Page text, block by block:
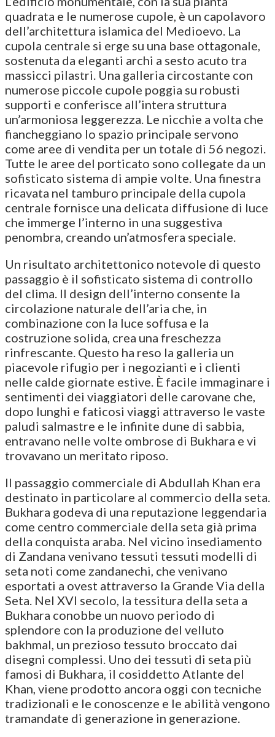
quadrata e le numerose cupole, è un capolavoro
dell’architettura islamica del Medioevo. La
cupola centrale si erge su una base ottagonale,
sostenuta da eleganti archi a sesto acuto tra
massicci pilastri. Una galleria circostante con
numerose piccole cupole poggia su robusti
supporti e conferisce all’intera struttura
un’armoniosa leggerezza. Le nicchie a volta che
fiancheggiano lo spazio principale servono
come aree di vendita per un totale di 56 negozi.
Tutte le aree del porticato sono collegate da un
sofisticato sistema di ampie volte. Una finestra
ricavata nel tamburo principale della cupola
centrale fornisce una delicata diffusione di luce
che immerge l’interno in una suggestiva
penombra, creando un’atmosfera speciale.
Un risultato architettonico notevole di questo
passaggio è il sofisticato sistema di controllo
del clima. Il design dell’interno consente la
circolazione naturale dell’aria che, in
combinazione con la luce soffusa e la
costruzione solida, crea una freschezza
rinfrescante. Questo ha reso la galleria un
piacevole rifugio per i negozianti e i clienti
nelle calde giornate estive. È facile immaginare i
sentimenti dei viaggiatori delle carovane che,
dopo lunghi e faticosi viaggi attraverso le vaste
paludi salmastre e le infinite dune di sabbia,
entravano nelle volte ombrose di Bukhara e vi
trovavano un meritato riposo.
Il passaggio commerciale di Abdullah Khan era
destinato in particolare al commercio della seta.
Bukhara godeva di una reputazione leggendaria
come centro commerciale della seta già prima
della conquista araba. Nel vicino insediamento
di Zandana venivano tessuti tessuti modelli di
seta noti come zandanechi, che venivano
esportati a ovest attraverso la Grande Via della
Seta. Nel XVI secolo, la tessitura della seta a
Bukhara conobbe un nuovo periodo di
splendore con la produzione del velluto
bakhmal, un prezioso tessuto broccato dai
disegni complessi. Uno dei tessuti di seta più
famosi di Bukhara, il cosiddetto Atlante del
Khan, viene prodotto ancora oggi con tecniche
tradizionali e le conoscenze e le abilità vengono
tramandate di generazione in generazione.